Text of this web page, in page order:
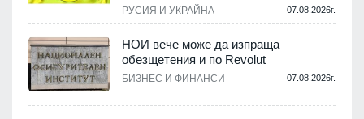
РУСИЯ И УКРАЙНА 07.08.2026г.
НОИ вече може да изпраща
обезщетения и по Revolut
БИЗНЕС И ФИНАНСИ 07.08.2026г.